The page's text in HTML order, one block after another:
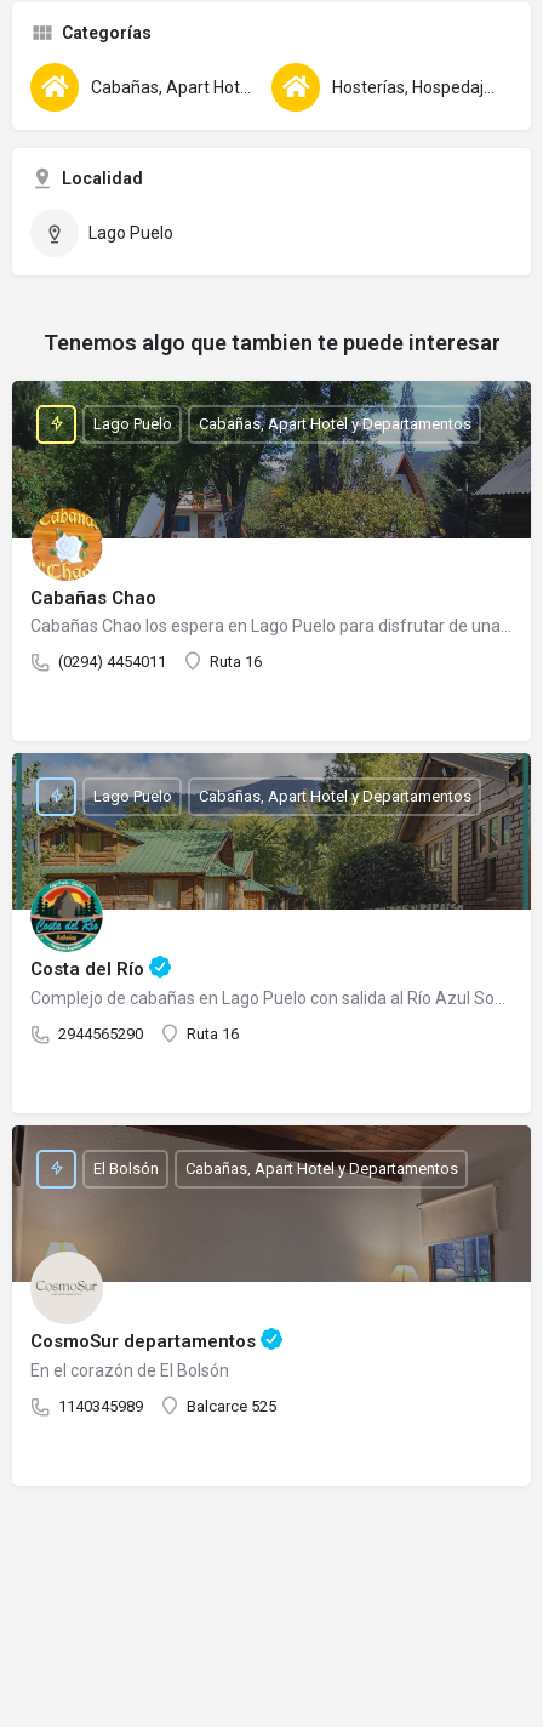
Categorías
Localidad
Lago Puelo
Tenemos algo que tambien te puede interesar
Cabañas Chao
(0294) 4454011 Ruta 16
Lago Puelo Cabañas, Apart Hotel y Departamentos
Costa del Río
2944565290 Ruta 16
Lago Puelo Cabañas, Apart Hotel y Departamentos
CosmoSur departamentos
En el corazón de El Bolsón
1140345989 Balcarce 525
El Bolsón Cabañas, Apart Hotel y Departamentos